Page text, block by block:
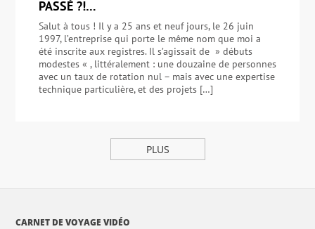
PASSÉ ?!…
Salut à tous ! Il y a 25 ans et neuf jours, le 26 juin
1997, l’entreprise qui porte le même nom que moi a
été inscrite aux registres. Il s’agissait de » débuts
modestes « , littéralement : une douzaine de personnes
avec un taux de rotation nul – mais avec une expertise
technique particulière, et des projets […]
PLUS
CARNET DE VOYAGE VIDÉO